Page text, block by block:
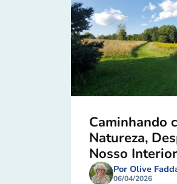
Caminhando
Natureza,
Nosso Interior
Por Olive
06/04/2026